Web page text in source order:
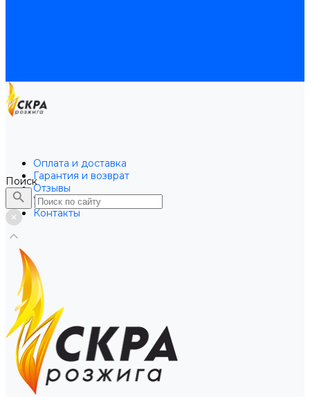
Оплата и доставка
Гарантия и возврат
Отзывы
Услуги
Контакты
Поиск